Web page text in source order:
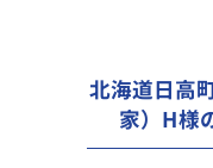
北海道日高
家）H様